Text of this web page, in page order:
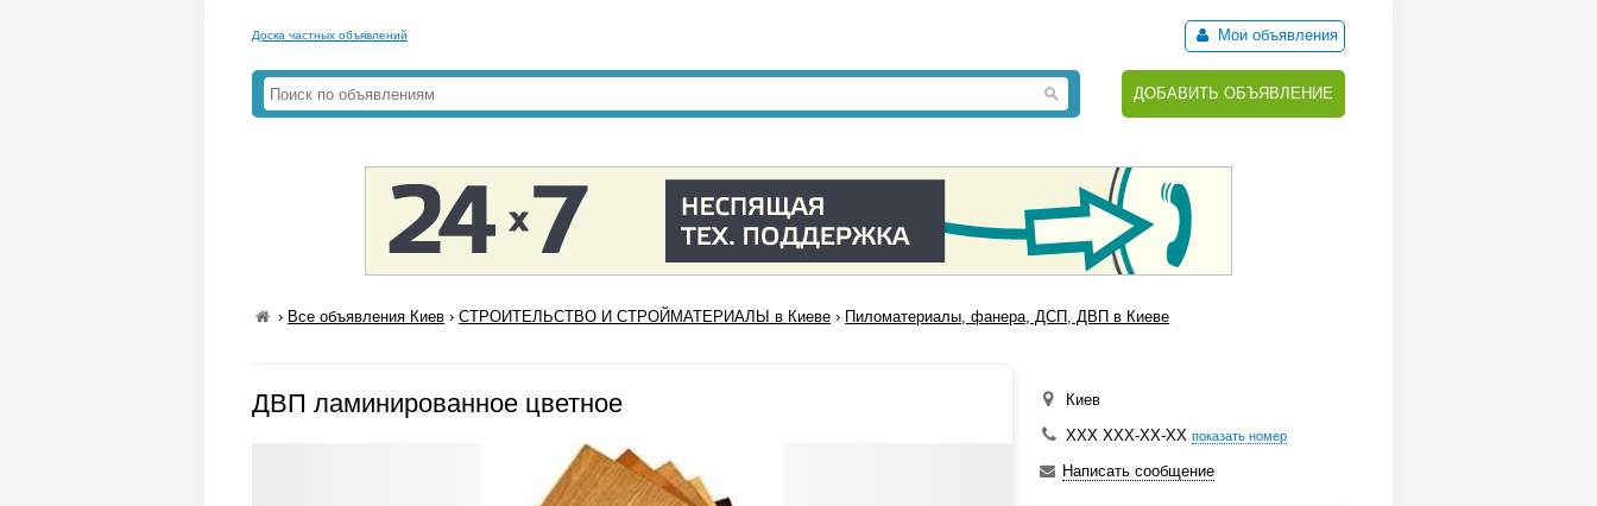
Доска частных объявлений Мои объявления
ДОБАВИТЬ ОБЪЯВЛЕНИЕ
› Все объявления Киев ›СТРОИТЕЛЬСТВО И СТРОЙМАТЕРИАЛЫ в Киеве › Пиломатериалы, фанера, ДСП, ДВП в Киеве
ДВП ламинированное цветное
Киев
ХХХ ХХХ-ХХ-ХХ показать номер
Написать сообщение